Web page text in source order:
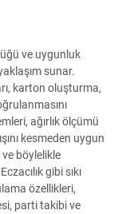
ve uygunluk
sunar.
karton oluşturma,
ağırlık ölçümü
kesmeden uygun
böylelikle
gibi sıkı
özellikleri,
parti takibi ve